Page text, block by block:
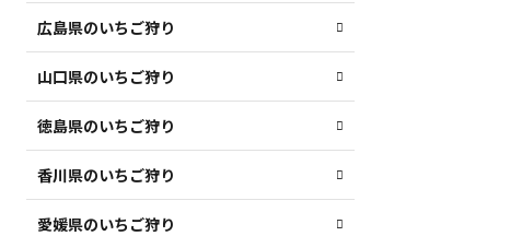
広島県のいちご狩り
山口県のいちご狩り
徳島県のいちご狩り
香川県のいちご狩り
愛媛県のいちご狩り